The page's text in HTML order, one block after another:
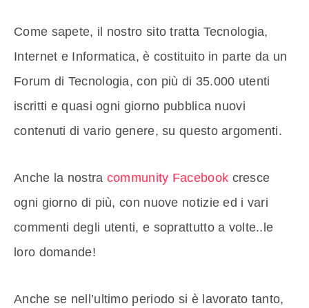
Come sapete, il nostro sito tratta Tecnologia,
Internet e Informatica, è costituito in parte da un
Forum di Tecnologia, con più di 35.000 utenti
iscritti e quasi ogni giorno pubblica nuovi
contenuti di vario genere, su questo argomenti.
Anche la nostra community Facebook cresce
ogni giorno di più, con nuove notizie ed i vari
commenti degli utenti, e soprattutto a volte..le
loro domande!
Anche se nell’ultimo periodo si è lavorato tanto,